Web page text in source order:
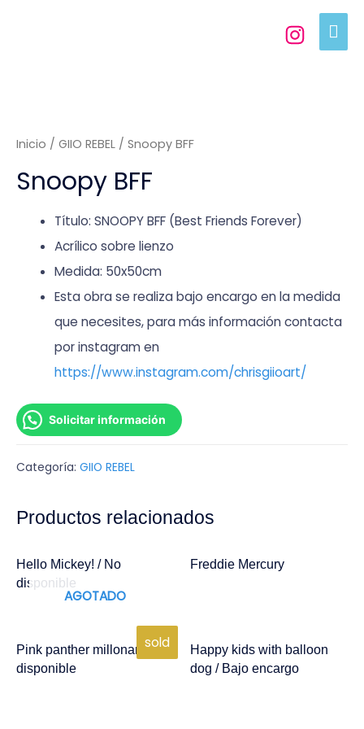
Inicio / GIIO REBEL / Snoopy BFF
Snoopy BFF
Título: SNOOPY BFF (Best Friends Forever)
Acrílico sobre lienzo
Medida: 50x50cm
Esta obra se realiza bajo encargo en la medida
que necesites, para más información contacta
por instagram en
https://www.instagram.com/chrisgiioart/
Solicitar información
Categoría: GIIO REBEL
Productos relacionados
Hello Mickey! / No
disponible
Freddie Mercury
sold
AGOTADO
Pink panther millonary / No
disponible
Happy kids with balloon
dog / Bajo encargo